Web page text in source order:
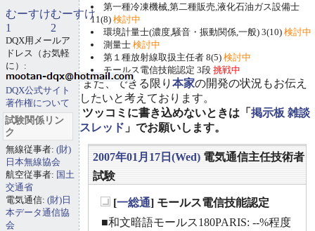
第一種冷凍機械,第二種販売,液化石油ガス設備士
11(8) 検討中
環境計量士(濃度,騒音・振動関係,一般) 3(10) 検討中
測量士 検討中
第１種放射線取扱主任者 8(5) 検討中
モールス電信技能認定 3段 挑戦中
また、できる限り 本家の開発の状況もお伝え
したいと考えております。
ツッコミに書き込めないときは「 掲示板 雑談
スレッド 」でお願いします。
2007年01月17日(Wed) 電気通信主任技術者
試験
[一総通] モールス電信技能認定
■和文暗語モールス180PARIS: --%程度
むーすけ
1
むーすけ
2
DQX用メールア
ドレス（お気軽
に）:
DQX公式サイト
著作権について
試験関係リン
ク
無線従事者: (財)
日本無線協会
航空従事者: 国土
交通省
電気通信: (財)日
本データ通信協
会